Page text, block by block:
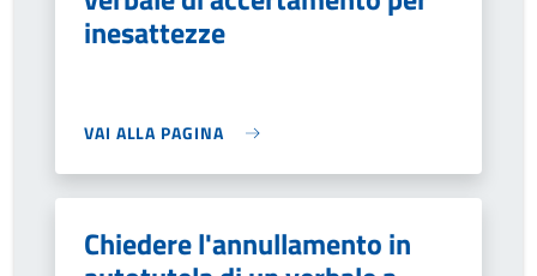
inesattezze
VAI ALLA PAGINA
Chiedere l'annullamento in